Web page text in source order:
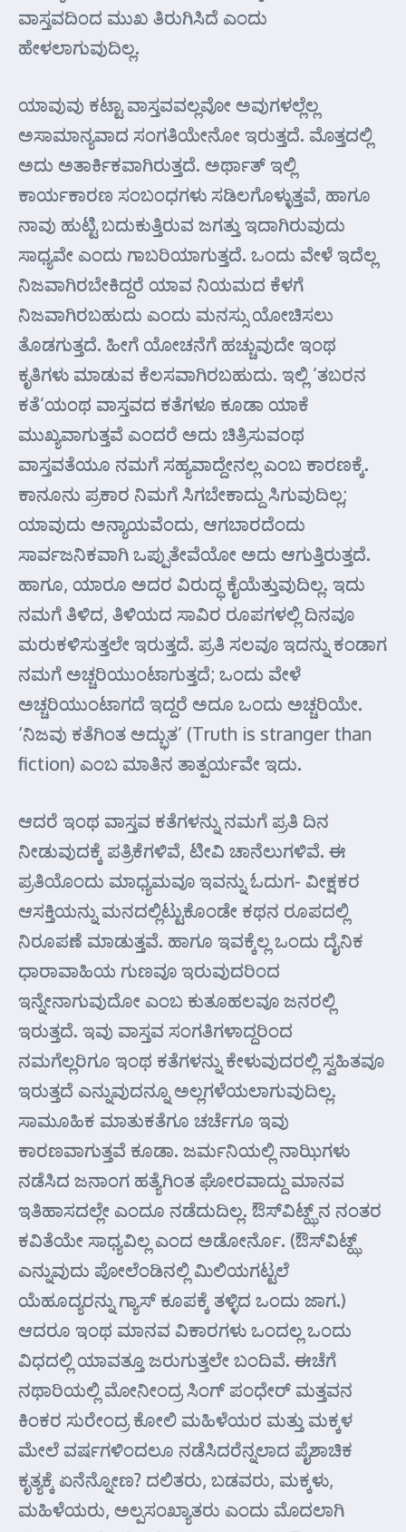
ವಾಸ್ತವದಿಂದ ಮುಖ ತಿರುಗಿಸಿದೆ ಎಂದು
ಹೇಳಲಾಗುವುದಿಲ್ಲ.
ಯಾವುವು ಕಟ್ಟಾ ವಾಸ್ತವವಲ್ಲವೋ ಅವುಗಳಲ್ಲೆಲ್ಲ
ಅಸಾಮಾನ್ಯವಾದ ಸಂಗತಿಯೇನೋ ಇರುತ್ತದೆ. ಮೊತ್ತದಲ್ಲಿ
ಅದು ಅತಾರ್ಕಿಕವಾಗಿರುತ್ತದೆ. ಅರ್ಥಾತ್ ಇಲ್ಲಿ
ಕಾರ್ಯಕಾರಣ ಸಂಬಂಧಗಳು ಸಡಿಲಗೊಳ್ಳುತ್ತವೆ, ಹಾಗೂ
ನಾವು ಹುಟ್ಟಿ ಬದುಕುತ್ತಿರುವ ಜಗತ್ತು ಇದಾಗಿರುವುದು
ಸಾಧ್ಯವೇ ಎಂದು ಗಾಬರಿಯಾಗುತ್ತದೆ. ಒಂದು ವೇಳೆ ಇದೆಲ್ಲ
ನಿಜವಾಗಿರಬೇಕಿದ್ದರೆ ಯಾವ ನಿಯಮದ ಕೆಳಗೆ
ನಿಜವಾಗಿರಬಹುದು ಎಂದು ಮನಸ್ಸು ಯೋಚಿಸಲು
ತೊಡಗುತ್ತದೆ. ಹೀಗೆ ಯೋಚನೆಗೆ ಹಚ್ಚುವುದೇ ಇಂಥ
ಕೃತಿಗಳು ಮಾಡುವ ಕೆಲಸವಾಗಿರಬಹುದು. ಇಲ್ಲಿ ‘ತಬರನ
ಕತೆ’ಯಂಥ ವಾಸ್ತವದ ಕತೆಗಳೂ ಕೂಡಾ ಯಾಕೆ
ಮುಖ್ಯವಾಗುತ್ತವೆ ಎಂದರೆ ಅದು ಚಿತ್ರಿಸುವಂಥ
ವಾಸ್ತವತೆಯೂ ನಮಗೆ ಸಹ್ಯವಾದ್ದೇನಲ್ಲ ಎಂಬ ಕಾರಣಕ್ಕೆ.
ಕಾನೂನು ಪ್ರಕಾರ ನಿಮಗೆ ಸಿಗಬೇಕಾದ್ದು ಸಿಗುವುದಿಲ್ಲ;
ಯಾವುದು ಅನ್ಯಾಯವೆಂದು, ಆಗಬಾರದೆಂದು
ಸಾರ್ವಜನಿಕವಾಗಿ ಒಪ್ಪುತೇವೆಯೋ ಅದು ಆಗುತ್ತಿರುತ್ತದೆ.
ಹಾಗೂ, ಯಾರೂ ಅದರ ವಿರುದ್ಧ ಕೈಯೆತ್ತುವುದಿಲ್ಲ. ಇದು
ನಮಗೆ ತಿಳಿದ, ತಿಳಿಯದ ಸಾವಿರ ರೂಪಗಳಲ್ಲಿ ದಿನವೂ
ಮರುಕಳಿಸುತ್ತಲೇ ಇರುತ್ತದೆ. ಪ್ರತಿ ಸಲವೂ ಇದನ್ನು ಕಂಡಾಗ
ನಮಗೆ ಅಚ್ಚರಿಯುಂಟಾಗುತ್ತದೆ; ಒಂದು ವೇಳೆ
ಅಚ್ಚರಿಯುಂಟಾಗದೆ ಇದ್ದರೆ ಅದೂ ಒಂದು ಅಚ್ಚರಿಯೇ.
‘ನಿಜವು ಕತೆಗಿಂತ ಅದ್ಭುತ’ (Truth is stranger than
fiction) ಎಂಬ ಮಾತಿನ ತಾತ್ಪರ್ಯವೇ ಇದು.
ಆದರೆ ಇಂಥ ವಾಸ್ತವ ಕತೆಗಳನ್ನು ನಮಗೆ ಪ್ರತಿ ದಿನ
ನೀಡುವುದಕ್ಕೆ ಪತ್ರಿಕೆಗಳಿವೆ, ಟೀವಿ ಚಾನೆಲುಗಳಿವೆ. ಈ
ಪ್ರತಿಯೊಂದು ಮಾಧ್ಯಮವೂ ಇವನ್ನು ಓದುಗ- ವೀಕ್ಷಕರ
ಆಸಕ್ತಿಯನ್ನು ಮನದಲ್ಲಿಟ್ಟುಕೊಂಡೇ ಕಥನ ರೂಪದಲ್ಲಿ
ನಿರೂಪಣೆ ಮಾಡುತ್ತವೆ. ಹಾಗೂ ಇವಕ್ಕೆಲ್ಲ ಒಂದು ದೈನಿಕ
ಧಾರಾವಾಹಿಯ ಗುಣವೂ ಇರುವುದರಿಂದ
ಇನ್ನೇನಾಗುವುದೋ ಎಂಬ ಕುತೂಹಲವೂ ಜನರಲ್ಲಿ
ಇರುತ್ತದೆ. ಇವು ವಾಸ್ತವ ಸಂಗತಿಗಳಾದ್ದರಿಂದ
ನಮಗೆಲ್ಲರಿಗೂ ಇಂಥ ಕತೆಗಳನ್ನು ಕೇಳುವುದರಲ್ಲಿ ಸ್ವಹಿತವೂ
ಇರುತ್ತದೆ ಎನ್ನುವುದನ್ನೂ ಅಲ್ಲಗಳೆಯಲಾಗುವುದಿಲ್ಲ.
ಸಾಮೂಹಿಕ ಮಾತುಕತೆಗೂ ಚರ್ಚೆಗೂ ಇವು
ಕಾರಣವಾಗುತ್ತವೆ ಕೂಡಾ. ಜರ್ಮನಿಯಲ್ಲಿ ನಾಝಿಗಳು
ನಡೆಸಿದ ಜನಾಂಗ ಹತ್ಯೆಗಿಂತ ಘೋರವಾದ್ದು ಮಾನವ
ಇತಿಹಾಸದಲ್ಲೇ ಎಂದೂ ನಡೆದುದಿಲ್ಲ. ಔಸ್‌ವಿಟ್ಝ್ ನ ನಂತರ
ಕವಿತೆಯೇ ಸಾಧ್ಯವಿಲ್ಲ ಎಂದ ಅಡೋರ್ನೊ. (ಔಸ್‌ವಿಟ್ಝ್
ಎನ್ನುವುದು ಪೋಲೆಂಡಿನಲ್ಲಿ ಮಿಲಿಯಗಟ್ಟಲೆ
ಯೆಹೂದ್ಯರನ್ನು ಗ್ಯಾಸ್ ಕೂಪಕ್ಕೆ ತಳ್ಳಿದ ಒಂದು ಜಾಗ.)
ಆದರೂ ಇಂಥ ಮಾನವ ವಿಕಾರಗಳು ಒಂದಲ್ಲ ಒಂದು
ವಿಧದಲ್ಲಿ ಯಾವತ್ತೂ ಜರುಗುತ್ತಲೇ ಬಂದಿವೆ. ಈಚೆಗೆ
ನಥಾರಿಯಲ್ಲಿ ಮೋನೀಂದ್ರ ಸಿಂಗ್ ಪಂಧೇರ್ ಮತ್ತವನ
ಕಿಂಕರ ಸುರೇಂದ್ರ ಕೋಲಿ ಮಹಿಳೆಯರ ಮತ್ತು ಮಕ್ಕಳ
ಮೇಲೆ ವರ್ಷಗಳಿಂದಲೂ ನಡೆಸಿದರೆನ್ನಲಾದ ಪೈಶಾಚಿಕ
ಕೃತ್ಯಕ್ಕೆ ಏನೆನ್ನೋಣ? ದಲಿತರು, ಬಡವರು, ಮಕ್ಕಳು,
ಮಹಿಳೆಯರು, ಅಲ್ಪಸಂಖ್ಯಾತರು ಎಂದು ಮೊದಲಾಗಿ